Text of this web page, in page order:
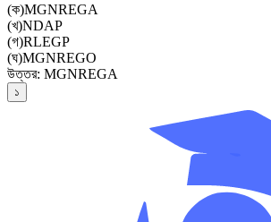
(ক)MGNREGA
(খ)NDAP
(গ)RLEGP
(ঘ)MGNREGO
উত্তর: MGNREGA
১